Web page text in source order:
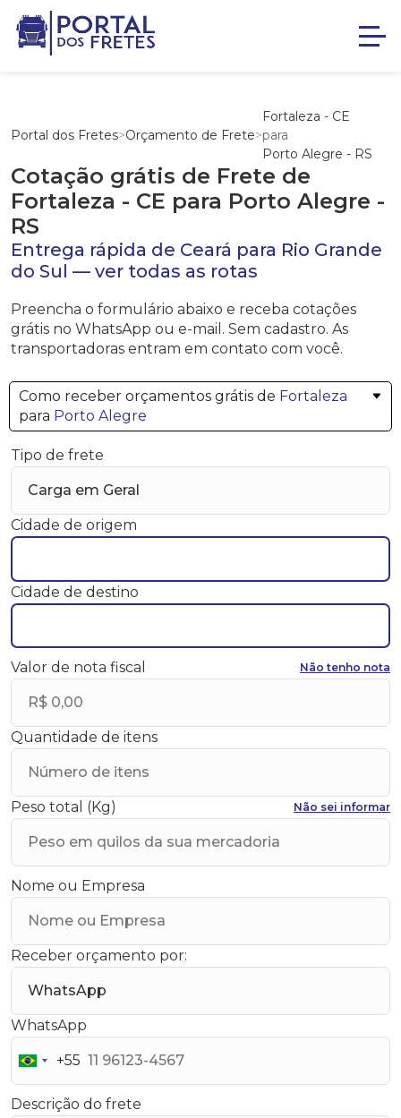
Portal dos Fretes>Orçamento de Frete>
Fortaleza - CE
para
Porto Alegre - RS
Cotação grátis de Frete de
Fortaleza - CE para Porto Alegre -
RS
Entrega rápida de Ceará para Rio Grande
do Sul — ver todas as rotas
Preencha o formulário abaixo e receba cotações
grátis no WhatsApp ou e-mail. Sem cadastro. As
transportadoras entram em contato com você.
Como receber orçamentos grátis de Fortaleza
para Porto Alegre
Tipo de frete
Cidade de origem
Cidade de destino
Valor de nota fiscal Não tenho nota
Quantidade de itens
Peso total (Kg) Não sei informar
Nome ou Empresa
Receber orçamento por:
WhatsApp
Brazil
+55
+55
Descrição do frete